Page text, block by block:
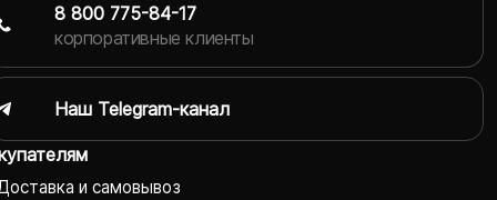
и самовывоз
8 800 775-84-17
корпоративные клиенты
Наш Telegram-канал